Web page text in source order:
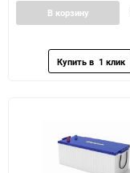
В корзину